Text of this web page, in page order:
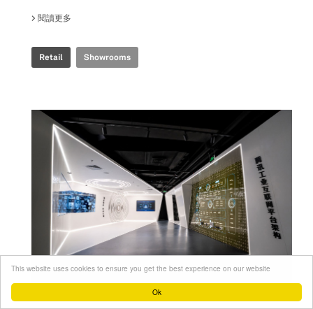
Ok
This website uses cookies to ensure you get the best experience on our website
閱讀更多
Retail Showrooms